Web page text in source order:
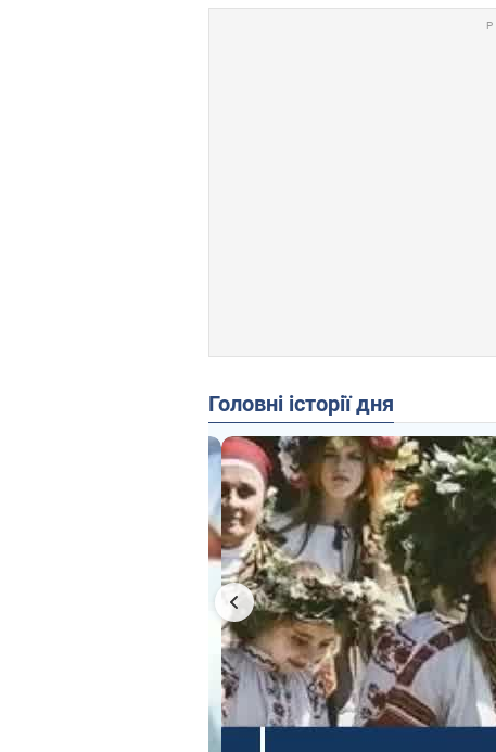
Головні історії дня